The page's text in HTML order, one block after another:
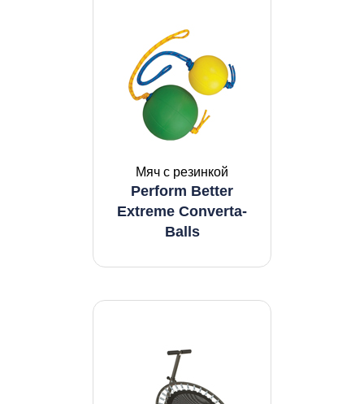
Мяч с резинкой
Perform Better
Extreme Converta-
Balls